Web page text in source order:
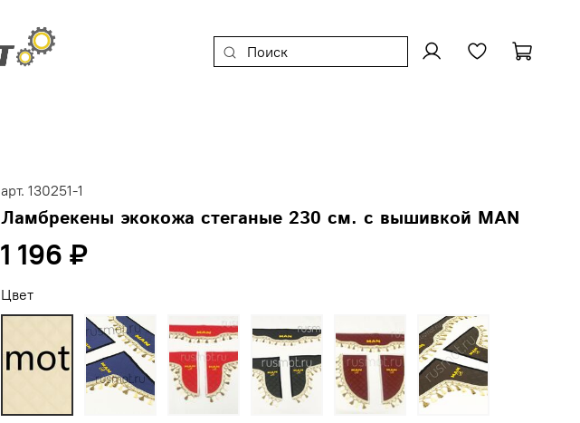
арт. 130251-1
Ламбрекены экокожа стеганые 230 см. с вышивкой MAN
1 196 ₽
Цвет